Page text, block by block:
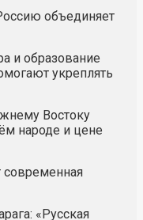
объединяет
и образование
укреплять
Востоку
народе и цене
современная
«Русская